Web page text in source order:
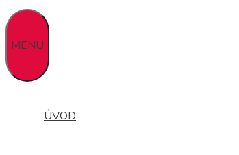
MENU
ÚVOD